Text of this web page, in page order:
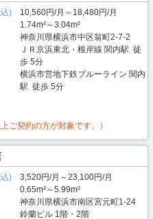
)
10,560円/月～18,480円/月
1.74m²～3.04m²
神奈川県横浜市中区翁町2-7-2
ＪＲ京浜東北・根岸線 関内駅 徒
歩 5分
横浜市営地下鉄ブルーライン 関内
駅 徒歩 5分
ご契約の方が対象です。）
)
3,520円/月～23,100円/月
0.65m²～5.99m²
神奈川県横浜市南区宮元町1-24
鈴蘭ビル 1階・2階